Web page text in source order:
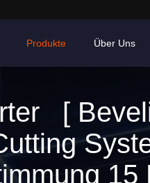
Produkte Über Uns
[
15